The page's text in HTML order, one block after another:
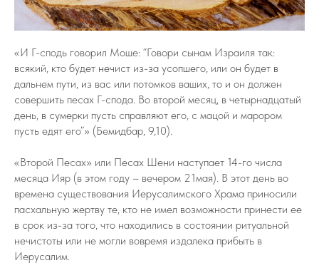
«И Г-сподь говорил Моше: “Говори сынам Израиля так:
всякий, кто будет нечист из-за усопшего, или он будет в
дальнем пути, из вас или потомков ваших, то и он должен
совершить песах Г-спода. Во второй месяц, в четырнадцатый
день, в сумерки пусть справляют его, с мацой и марором
пусть едят его”» (Бемидбар, 9,10).
«Второй Песах» или Песах Шени наступает 14-го числа
месяца Ияр (в этом году – вечером 21мая). В этот день во
времена существования Иерусалимского Храма приносили
пасхальную жертву те, кто не имел возможности принести ее
в срок из-за того, что находились в состоянии ритуальной
нечистоты или не могли вовремя издалека прибыть в
Иерусалим.